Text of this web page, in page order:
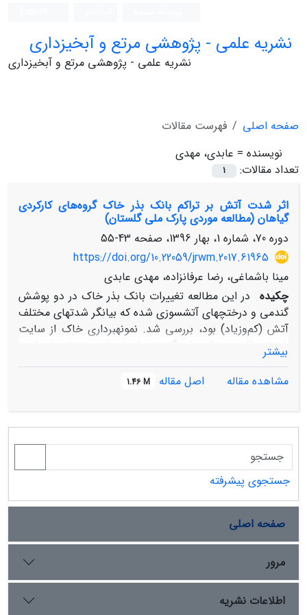
نشریه علمی - پژوهشی مرتع و آبخیزداری
نشریه علمی - پژوهشی مرتع و آبخیزداری
صفحه اصلی
فهرست مقالات
نویسنده = عابدی، مهدی
تعداد مقالات:
1
اثر شدت آتش بر تراکم بانک بذر خاک گروه‌های کارکردی
گیاهان (مطالعه موردی پارک ملی گلستان)
دوره 70، شماره 1، بهار 1396، صفحه
43-55
https://doi.org/10.22059/jrwm.2017.61965
مینا باشماغی، رضا عرفانزاده، مهدی عابدی
چکیده در این مطالعه تغییرات بانک بذر خاک در دو پوشش
گندمی و درختچه­ای آتش­سوزی­ شده که بیان­گر شدت­های مختلف
آتش (کم‌وزیاد) بود، بررسی شد. نمونه­برداری خاک از سایت
نمونه خاک شامل 5 درختچه و نیز 5 قطعه پوشش گندمی در
شد. جوانه­زنی بذور به روش کشت گلخانه­ای صورت گرفت.
جهت تجزیه‌وتحلیل داده­ها از آزمون GLMM و جهت مقایسه
تیمارها از آزمون «تی غیر جفتی» در نرم‌افزار R استفاده شد.
اگرچه نتایج به‌دست‌آمده نشان داد که میانگین تعداد بذور
بیان­گر تأثیر معنی­دار آتش‌بر گروه‏های کارکردی بود. تعداد
3543) و درشدت زیاد آتش کاهش داشت (5000 به 1471).
تعداد نونهال گندمیان چندساله نیز درشدت کم آتش کاهش
چشمگیری از خود نشان داد (7114 به 842) درحالی‌که درشدت
زیاد آتش تفاوت معنی­داری مشاهده نشد (928 به 1871).
شدت آتش­سوزی در تمامی گروه‏های کارکردی به‌جز پهن برگان
بیشتر
مشاهده مقاله
اصل مقاله 1.46 M
جستجوی پیشرفته
صفحه اصلی
مرور
اطلاعات نشریه